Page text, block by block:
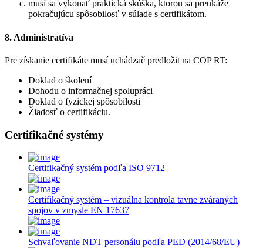
musí sa vykonať praktická skúška, ktorou sa preukáže
pokračujúcu spôsobilosť v súlade s certifikátom.
8. Administratíva
Pre získanie certifikáte musí uchádzač predložit na COP RT:
Doklad o školení
Dohodu o informačnej spolupráci
Doklad o fyzickej spôsobilosti
Žiadosť o certifikáciu.
Certifikačné systémy
Certifikačný systém podľa ISO 9712
Certifikačný systém – vizuálna kontrola tavne zváraných
spojov v zmysle EN 17637
Schvaľovanie NDT personálu podľa PED (2014/68/EU)